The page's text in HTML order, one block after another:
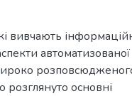
вивчають
автоматизованої
основні